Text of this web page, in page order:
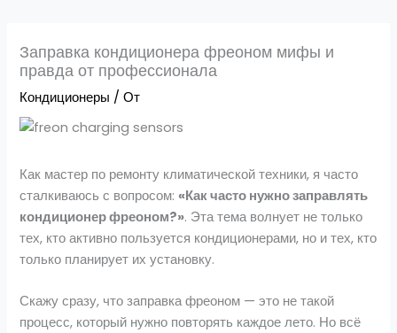
Заправка кондиционера фреоном мифы и
правда от профессионала
Кондиционеры / От
Как мастер по ремонту климатической техники, я часто
сталкиваюсь с вопросом:«Как часто нужно заправлять
кондиционер фреоном?». Эта тема волнует не только
тех, кто активно пользуется кондиционерами, но и тех, кто
только планирует их установку.
Скажу сразу, что заправка фреоном — это не такой
процесс, который нужно повторять каждое лето. Но всё